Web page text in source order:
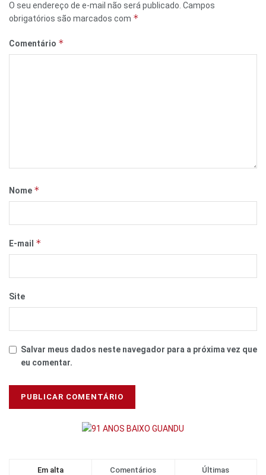
O seu endereço de e-mail não será publicado. Campos
obrigatórios são marcados com *
Comentário *
Nome *
E-mail *
Site
Salvar meus dados neste navegador para a próxima vez que
eu comentar.
Em alta Comentários Últimas